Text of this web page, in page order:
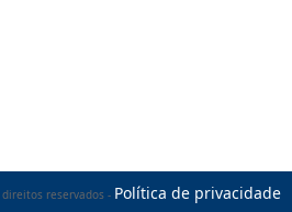
reservados - Política de privacidade